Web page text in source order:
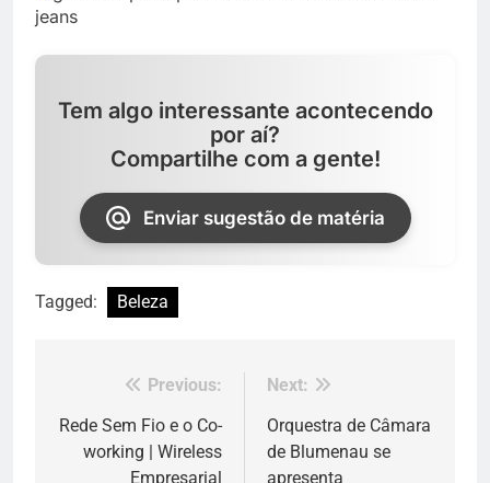
Tem algo interessante acontecendo
por aí?
Compartilhe com a gente!
Enviar sugestão de matéria
Tagged: Beleza
Navegação
de
Previous:
Rede Sem Fio e o Co-
working | Wireless
Empresarial
Next:
Orquestra de Câmara
de Blumenau se
apresenta